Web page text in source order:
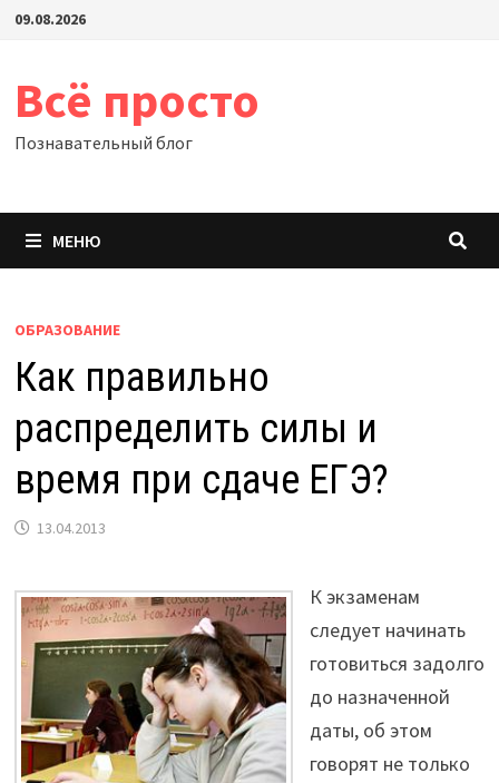
Перейти
09.08.2026
Всё просто
Познавательный блог
МЕНЮ
ОБРАЗОВАНИЕ
Как правильно
распределить силы и
время при сдаче ЕГЭ?
13.04.2013
К экзаменам
следует начинать
готовиться задолго
до назначенной
даты, об этом
говорят не только